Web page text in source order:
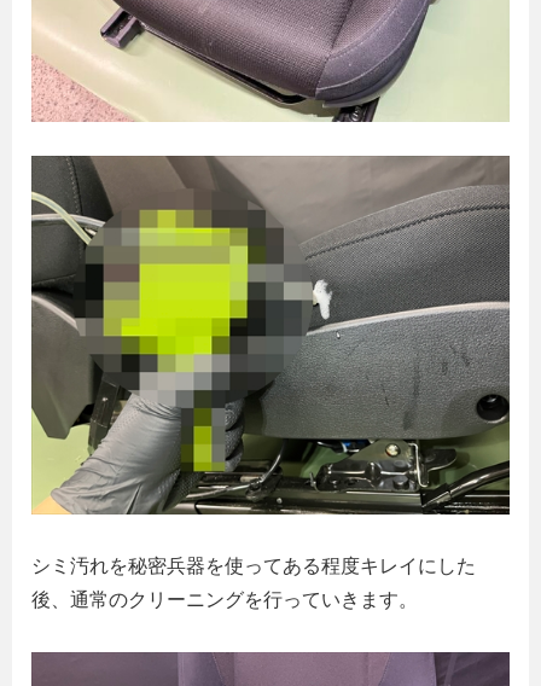
シミ汚れを秘密兵器を使ってある程度キレイにした
後、通常のクリーニングを行っていきます。